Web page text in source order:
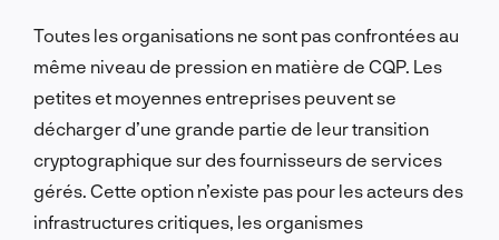
Toutes les organisations ne sont pas confrontées au
même niveau de pression en matière de CQP. Les
petites et moyennes entreprises peuvent se
décharger d’une grande partie de leur transition
cryptographique sur des fournisseurs de services
gérés. Cette option n’existe pas pour les acteurs des
infrastructures critiques, les organismes